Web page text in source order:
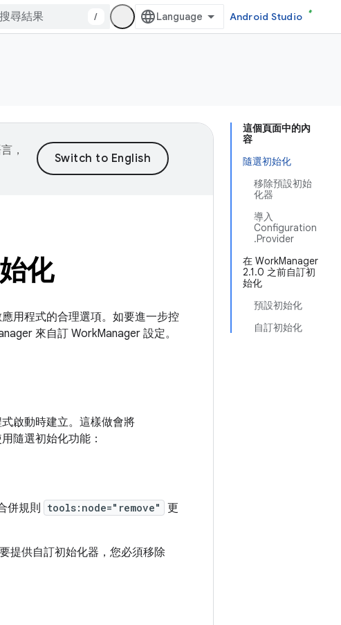
/ Android Studio
這個頁面中的內
容
隨選初始化
移除預設初始
化器
導入
Configuration
.Provider
在 WorkManager
2.1.0 之前自訂初
始化
預設初始化
自訂初始化
，
化
用程式的合理選項。如要進一步控
來自訂 WorkManager 設定。
啟動時建立。這樣做會將
隨選初始化功能：
併規則 tools:node="remove"
更
提供自訂初始化器，您必須移除